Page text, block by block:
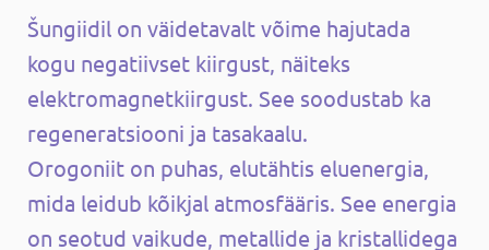
Šungiidil on väidetavalt võime hajutada
kogu negatiivset kiirgust, näiteks
elektromagnetkiirgust. See soodustab ka
regeneratsiooni ja tasakaalu.
Orogoniit on puhas, elutähtis eluenergia,
mida leidub kõikjal atmosfääris. See energia
on seotud vaikude, metallide ja kristallidega